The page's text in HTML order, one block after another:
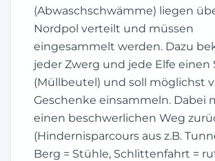
(Abwaschschwämme) liegen
Nordpol verteilt und müssen
eingesammelt werden. Dazu
jeder Zwerg und jede Elfe einen
(Müllbeutel) und soll möglichst
Geschenke einsammeln. Dabei
einen beschwerlichen Weg
(Hindernisparcours aus z.B.
Berg = Stühle, Schlittenfahrt =